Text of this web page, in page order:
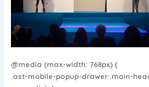
@media (max-width: 768px) {
.ast-mobile-popup-drawer .main-